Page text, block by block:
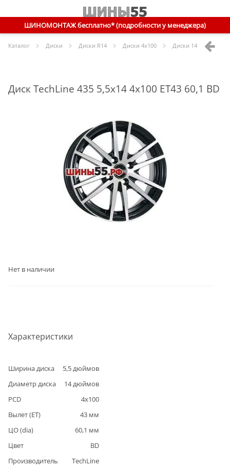
ШИНОМОНТАЖ бесплатно* (подробности у менеджера)
Каталог Диски Диски R14 Диски 4x100 Диски 14 4x100 ET43
Диск TechLine 435 5,5x14 4x100 ET43 60,1 BD
Характеристики
Ширина диска 5,5дюймов
Диаметр диска
14дюймов
PCD
4x100
Вылет (ET)
43 мм
ЦО (dia)
60,1 мм
Цвет
BD
Производитель
TechLine
Нет в наличии